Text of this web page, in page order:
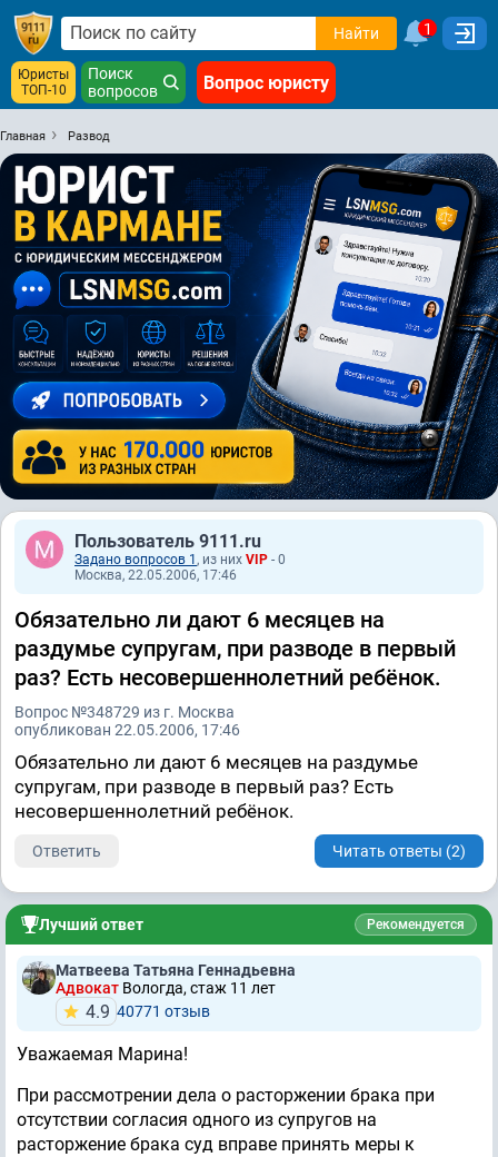
Найти 1
Юристы
ТОП-10
Поиск
вопросов
Вопрос юристу
Главная Развод
Пользователь 9111.ru
Задано вопросов 1 , из них VIP - 0
Москва, 22.05.2006, 17:46
Обязательно ли дают 6 месяцев на
раздумье супругам, при разводе в первый
раз? Есть несовершеннолетний ребёнок.
Вопрос №348729 из г. Москва
опубликован 22.05.2006, 17:46
Обязательно ли дают 6 месяцев на раздумье
супругам, при разводе в первый раз? Есть
несовершеннолетний ребёнок.
Ответить Читать ответы (2)
Лучший ответ Рекомендуется
Матвеева Татьяна Геннадьевна
Адвокат Вологда, стаж 11 лет
4.9 40771 отзыв
Уважаемая Марина!
При рассмотрении дела о расторжении брака при
отсутствии согласия одного из супругов на
расторжение брака суд вправе принять меры к